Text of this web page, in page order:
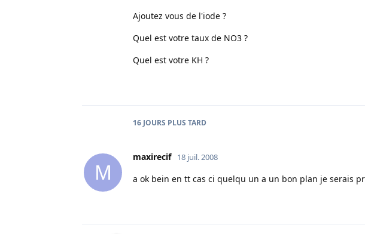
Ajoutez vous de l'iode ?
Quel est votre taux de NO3 ?
Quel est votre KH ?
16 JOURS PLUS TARD
M
maxirecif 18 juil. 2008
a ok bein en tt cas ci quelqu un a un bon plan je serais